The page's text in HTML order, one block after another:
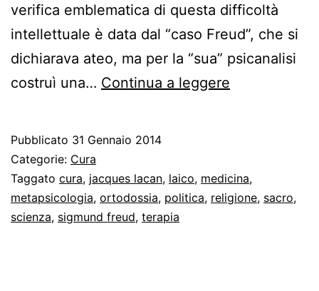
verifica emblematica di questa difficoltà
intellettuale è data dal “caso Freud”, che si
dichiarava ateo, ma per la “sua” psicanalisi
costruì una… Continua a leggere
psicanalisi
Pubblicato 31 Gennaio 2014
Categorie: Cura
Taggato cura, jacques lacan, laico, medicina,
metapsicologia, ortodossia, politica, religione, sacro,
scienza, sigmund freud, terapia